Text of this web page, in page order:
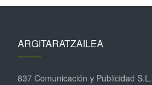
ARGITARATZAILEA
837 Comunicación y Publicidad S.L.